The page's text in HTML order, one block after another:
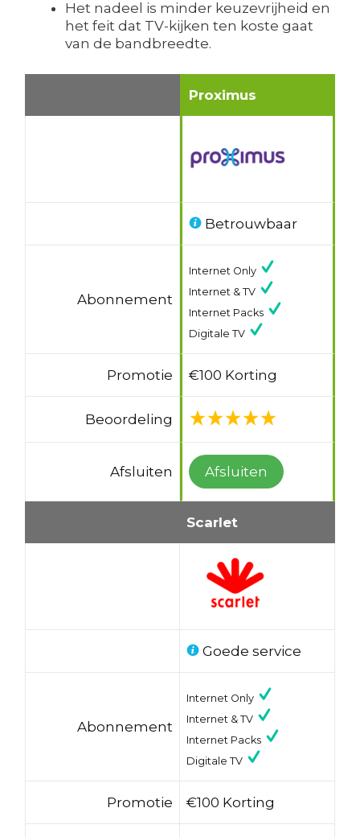
Het nadeel is minder keuzevrijheid en
het feit dat TV-kijken ten koste gaat
van de bandbreedte.
Proximus
Betrouwbaar
Abonnement
Internet Only
Internet & TV
Internet Packs
Digitale TV
Promotie €100 Korting
Beoordeling
Afsluiten Afsluiten
Scarlet
Goede service
Abonnement
Internet Only
Internet & TV
Internet Packs
Digitale TV
Promotie €100 Korting